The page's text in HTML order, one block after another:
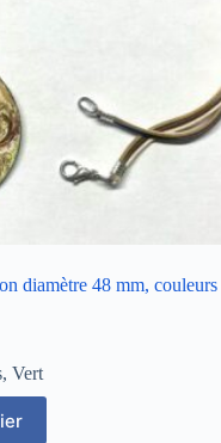
diamètre 48 mm, couleurs
, Vert